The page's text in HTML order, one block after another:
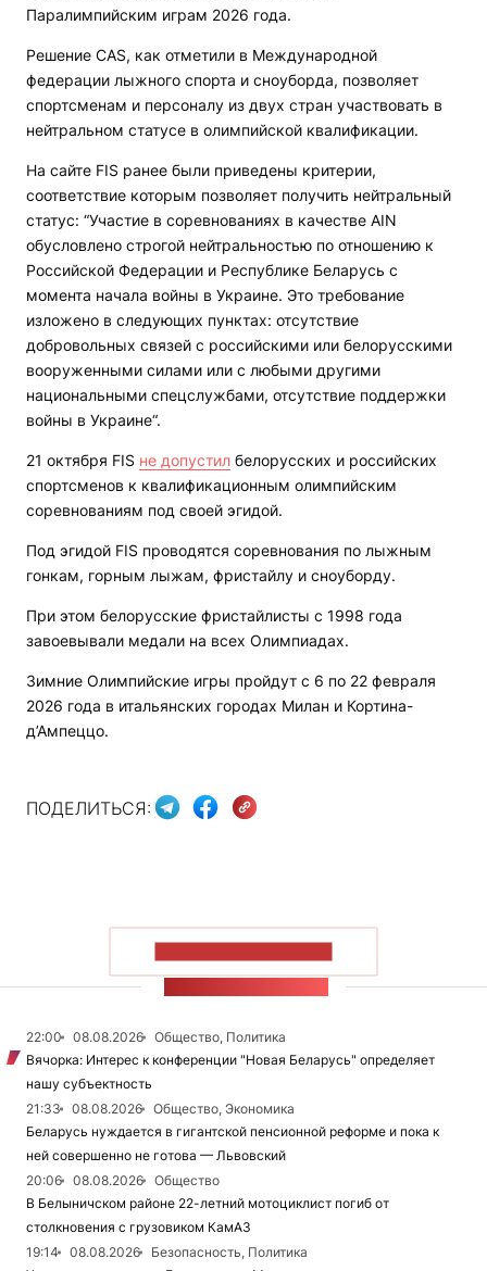
Паралимпийским играм 2026 года.
Решение CAS, как отметили в Международной
федерации лыжного спорта и сноуборда, позволяет
спортсменам и персоналу из двух стран участвовать в
нейтральном статусе в олимпийской квалификации.
На сайте FIS ранее были приведены критерии,
соответствие которым позволяет получить нейтральный
статус: “Участие в соревнованиях в качестве AIN
обусловлено строгой нейтральностью по отношению к
Российской Федерации и Республике Беларусь с
момента начала войны в Украине. Это требование
изложено в следующих пунктах: отсутствие
добровольных связей с российскими или белорусскими
вооруженными силами или с любыми другими
национальными спецслужбами, отсутствие поддержки
войны в Украине“.
21 октября FIS не допустил белорусских и российских
спортсменов к квалификационным олимпийским
соревнованиям под своей эгидой.
Под эгидой FIS проводятся соревнования по лыжным
гонкам, горным лыжам, фристайлу и сноуборду.
При этом белорусские фристайлисты с 1998 года
завоевывали медали на всех Олимпиадах.
Зимние Олимпийские игры пройдут с 6 по 22 февраля
2026 года в итальянских городах Милан и Кортина-
д’Ампеццо.
ПОДЕЛИТЬСЯ:
22:00 08.08.2026
Общество, Политика
Вячорка: Интерес к конференции "Новая Беларусь" определяет
нашу субъектность
21:33
08.08.2026
Общество, Экономика
Беларусь нуждается в гигантской пенсионной реформе и пока к
ней совершенно не готова — Львовский
20:06
08.08.2026
Общество
В Белыничском районе 22-летний мотоциклист погиб от
столкновения с грузовиком КамАЗ
19:14
08.08.2026
Безопасность, Политика